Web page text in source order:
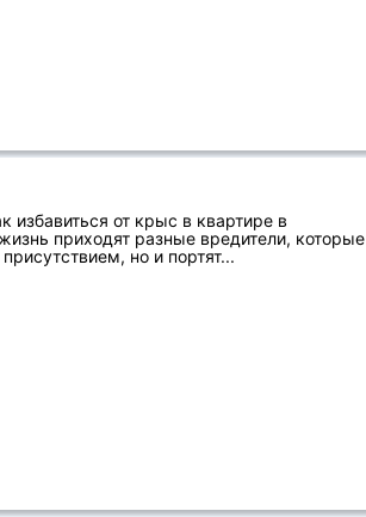
от крыс в квартире в
приходят разные вредители, которые
но и портят...